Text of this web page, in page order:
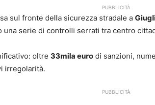
PUBBLICITÀ
sul fronte della sicurezza stradale a
una serie di controlli serrati tra centro
oltre 33mila euro di sanzioni,
irregolarità.
PUBBLICITÀ